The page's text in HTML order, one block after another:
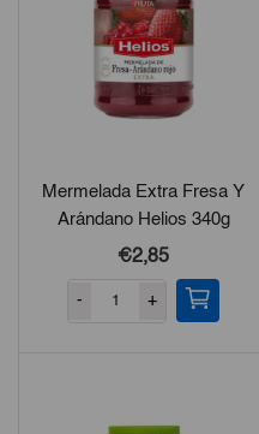
Mermelada Extra Fresa Y
Arándano Helios 340g
€2,85
- +